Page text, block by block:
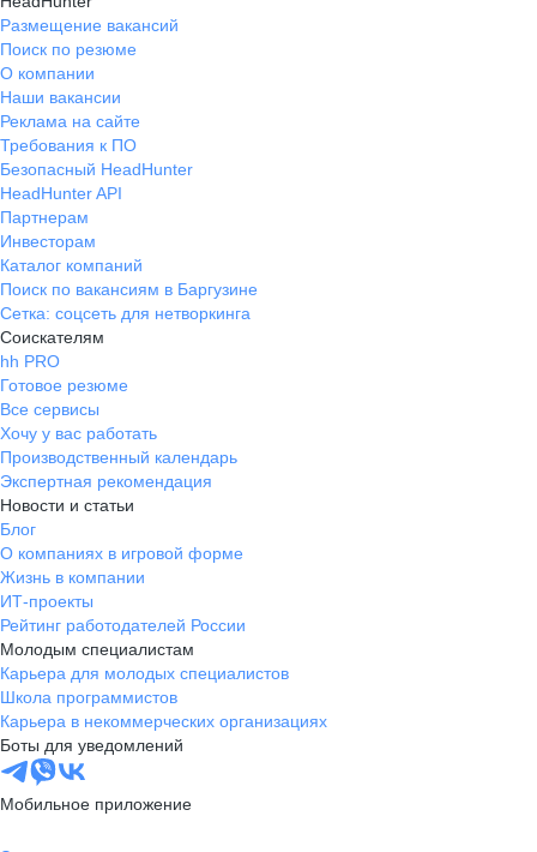
Размещение вакансий
Поиск по резюме
О компании
Наши вакансии
Реклама на сайте
Требования к ПО
Безопасный HeadHunter
HeadHunter API
Партнерам
Инвесторам
Каталог компаний
Поиск по вакансиям в Баргузине
Сетка: соцсеть для нетворкинга
Соискателям
hh PRO
Готовое резюме
Все сервисы
Хочу у вас работать
Производственный календарь
Экспертная рекомендация
Новости и статьи
Блог
О компаниях в игровой форме
Жизнь в компании
ИТ-проекты
Рейтинг работодателей России
Молодым специалистам
Карьера для молодых специалистов
Школа программистов
Карьера в некоммерческих организациях
Боты для уведомлений
Мобильное приложение